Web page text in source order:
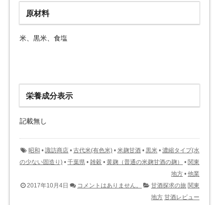
原材料
米、黒米、食塩
栄養成分表示
記載無し
昭和 • 諏訪商店 • 古代米(有色米) • 米麹甘酒 • 黒米 • 濃縮タイプ(水
の少ない固造り) • 千葉県 • 雑穀 • 黄麹（普通の米麹甘酒の麹） • 関東
地方 • 他業
2017年10月4日
コメントはありません。 甘酒探求の旅 関東
地方 甘酒レビュー